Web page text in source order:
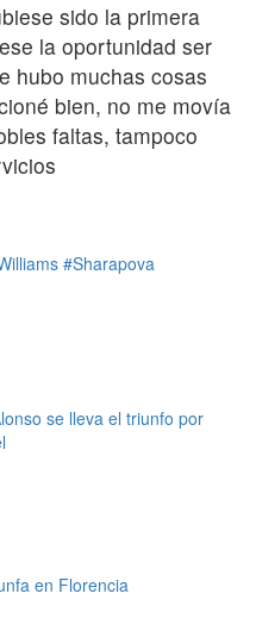
sido la primera
la oportunidad ser
hubo muchas cosas
bien, no me movía
faltas, tampoco
#Sharapova
se lleva el triunfo por
en Florencia